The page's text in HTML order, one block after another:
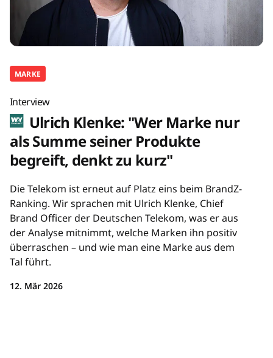
MARKE
Interview
Ulrich Klenke: "Wer Marke nur
als Summe seiner Produkte
begreift, denkt zu kurz"
Die Telekom ist erneut auf Platz eins beim BrandZ-
Ranking. Wir sprachen mit Ulrich Klenke, Chief
Brand Officer der Deutschen Telekom, was er aus
der Analyse mitnimmt, welche Marken ihn positiv
überraschen – und wie man eine Marke aus dem
Tal führt.
12. Mär 2026